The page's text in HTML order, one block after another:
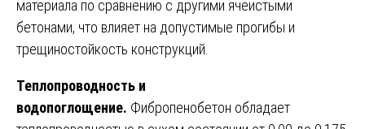
материала по сравнению с другими ячеистыми
бетонами, что влияет на допустимые прогибы и
трещиностойкость конструкций.
Теплопроводность и
водопоглощение. Фибропенобетон обладает